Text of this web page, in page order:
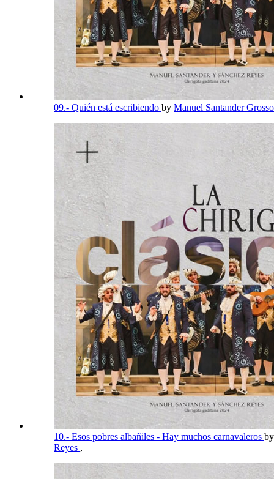
09.- Quién está escribiendo by Manuel Santander
10.- Esos pobres albañiles - Hay muchos carnavaleros
Reyes ,